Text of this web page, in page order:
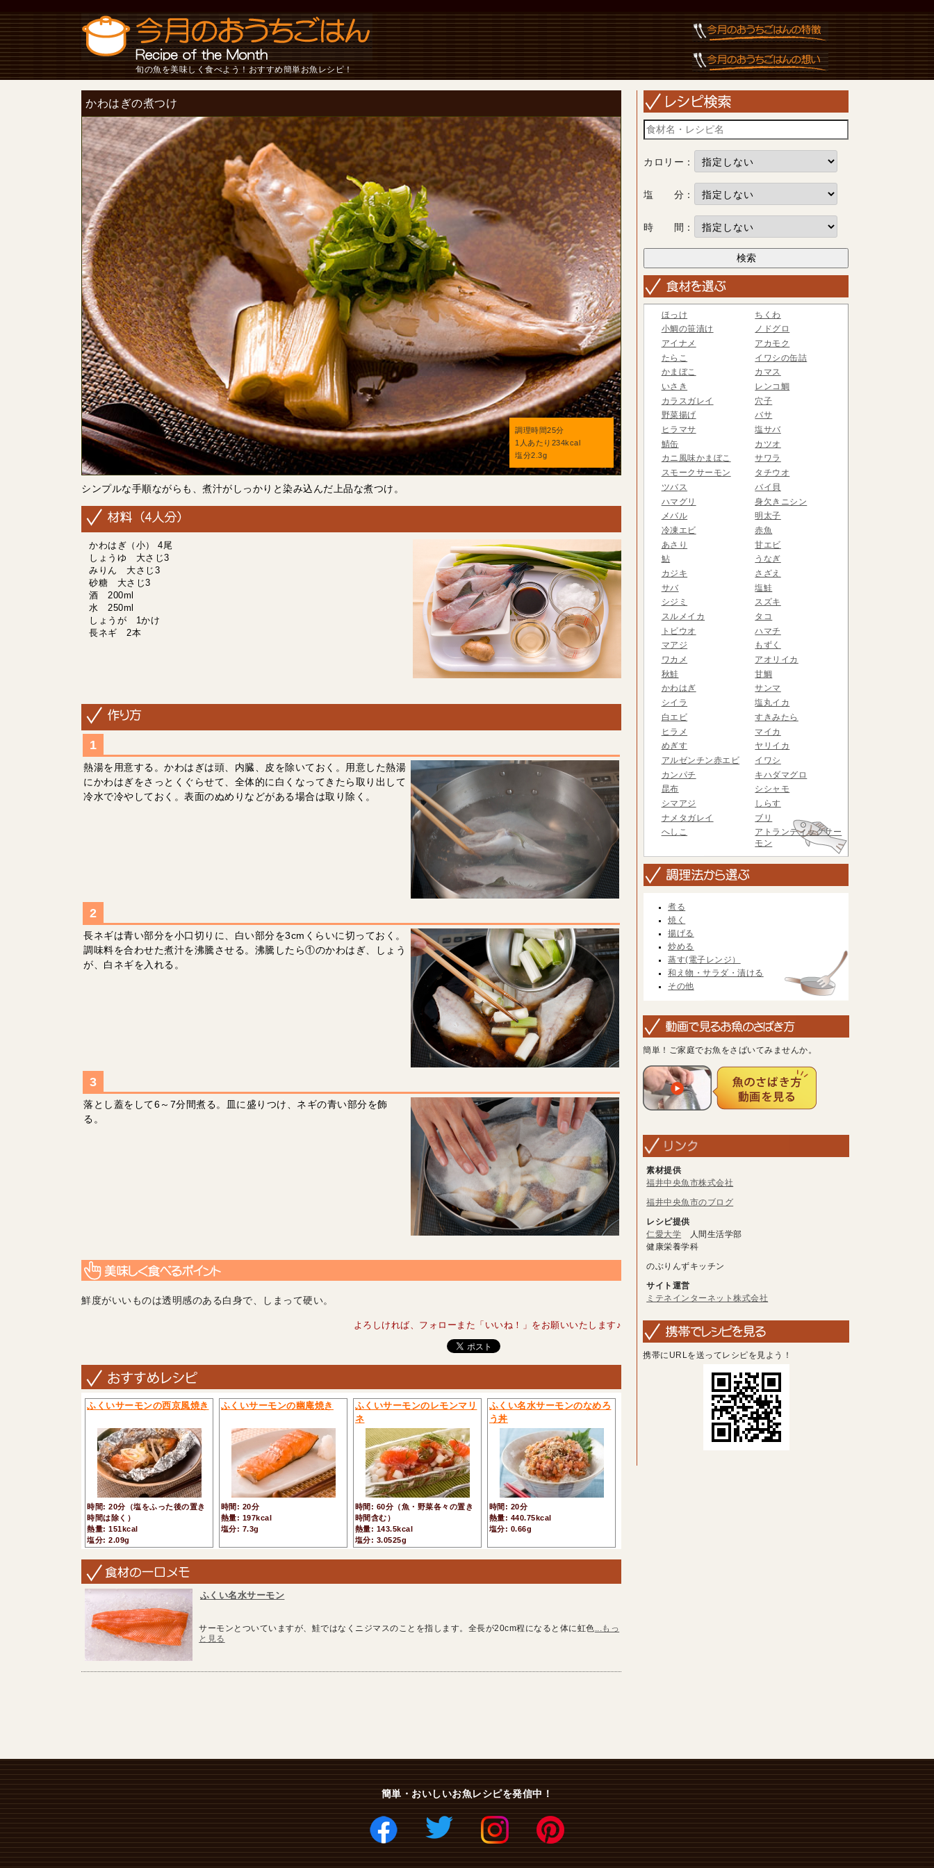
旬の魚を美味しく食べよう！おすすめ簡単お魚レシピ！
かわはぎの煮つけ
調理時間25分
1人あたり234kcal
塩分2.3g
シンプルな手順ながらも、煮汁がしっかりと染み込んだ上品な煮つけ。
かわはぎ（小） 4尾
しょうゆ 大さじ3
みりん 大さじ3
砂糖 大さじ3
酒 200ml
水 250ml
しょうが 1かけ
長ネギ 2本
熱湯を用意する。かわはぎは頭、内臓、皮を除いておく。用意した熱湯
にかわはぎをさっとくぐらせて、全体的に白くなってきたら取り出して
冷水で冷やしておく。表面のぬめりなどがある場合は取り除く。
長ネギは青い部分を小口切りに、白い部分を3cmくらいに切っておく。
調味料を合わせた煮汁を沸騰させる。沸騰したら①のかわはぎ、しょう
が、白ネギを入れる。
落とし蓋をして6～7分間煮る。皿に盛りつけ、ネギの青い部分を飾
る。
鮮度がいいものは透明感のある白身で、しまって硬い。
よろしければ、フォローまた「いいね！」をお願いいたします♪
ふくいサーモンの西京風焼き
時間: 20分（塩をふった後の置き
時間は除く）
熱量: 151kcal
塩分: 2.09g
ふくいサーモンの幽庵焼き
時間: 20分
熱量: 197kcal
塩分: 7.3g
ふくいサーモンのレモンマリ
ネ
時間: 60分（魚・野菜各々の置き
時間含む）
熱量: 143.5kcal
塩分: 3.0525g
ふくい名水サーモンのなめろ
う丼
時間: 20分
熱量: 440.75kcal
塩分: 0.66g
ふくい名水サーモン
サーモンとついていますが、鮭ではなくニジマスのことを指します。全長が20cm程になると体に虹色 ...もっ
と見る
カロリー：
塩 分：
時 間：
ほっけ
ちくわ
小鯛の笹漬け
ノドグロ
アイナメ
アカモク
たらこ
イワシの缶詰
かまぼこ
カマス
いさき
レンコ鯛
カラスガレイ
穴子
野菜揚げ
バサ
ヒラマサ
塩サバ
鯖缶
カツオ
カニ風味かまぼこ
サワラ
スモークサーモン
タチウオ
ツバス
バイ貝
ハマグリ
身欠きニシン
メバル
明太子
冷凍エビ
赤魚
あさり
甘エビ
鮎
うなぎ
カジキ
さざえ
サバ
塩鮭
シジミ
スズキ
スルメイカ
タコ
トビウオ
ハマチ
マアジ
もずく
ワカメ
アオリイカ
秋鮭
甘鯛
かわはぎ
サンマ
シイラ
塩丸イカ
白エビ
すきみたら
ヒラメ
マイカ
めぎす
ヤリイカ
アルゼンチン赤エビ
イワシ
カンパチ
キハダマグロ
昆布
シシャモ
シマアジ
しらす
ナメタガレイ
ブリ
へしこ
アトランティックサー
モン
煮る
焼く
揚げる
炒める
蒸す(電子レンジ）
和え物・サラダ・漬ける
その他
簡単！ご家庭でお魚をさばいてみませんか。
素材提供
福井中央魚市株式会社
福井中央魚市のブログ
レシピ提供
仁愛大学 人間生活学部
健康栄養学科
のぶりんずキッチン
サイト運営
ミテネインターネット株式会社
携帯にURLを送ってレシピを見よう！
簡単・おいしいお魚レシピを発信中！